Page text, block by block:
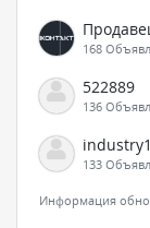
168
522889
136
133
Информация